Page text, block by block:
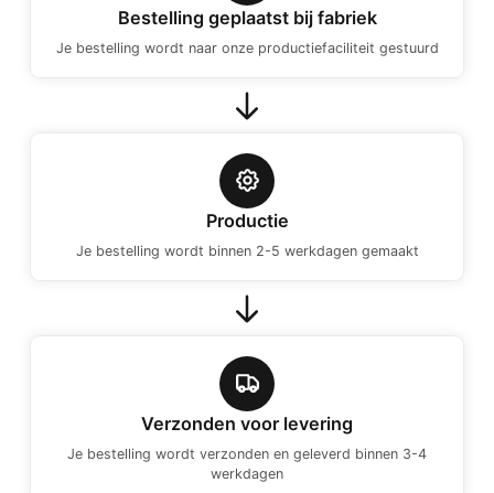
Bestelling geplaatst bij fabriek
Je bestelling wordt naar onze productiefaciliteit gestuurd
Productie
Je bestelling wordt binnen 2-5 werkdagen gemaakt
Verzonden voor levering
Je bestelling wordt verzonden en geleverd binnen 3-4
werkdagen